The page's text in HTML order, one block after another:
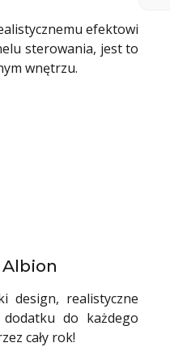
efektowi
sterowania, jest to
wnętrzu.
design, realistyczne
do każdego
cały rok!